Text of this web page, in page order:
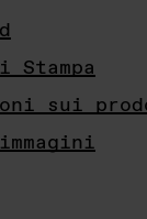
Stampa
sui